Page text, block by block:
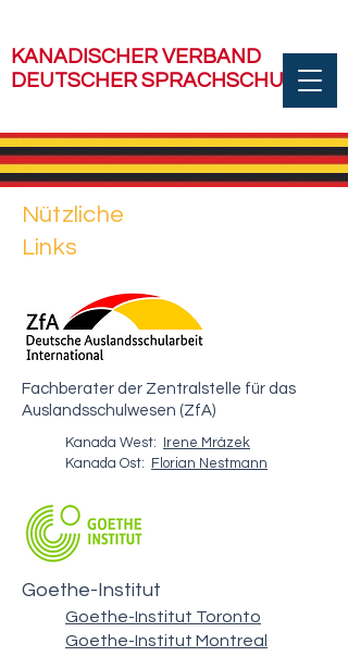
KANADISCHER VERBAND
DEUTSCHER SPRACHSCHULEN
Nützliche
Links
Fachberater der Zentralstelle für das
Auslandsschulwesen (ZfA)
Kanada West:
Irene Mrázek
Kanada Ost:
Florian Nestmann
Goethe-Institut
Goethe-Institut Toronto
Goethe-Institut Montreal